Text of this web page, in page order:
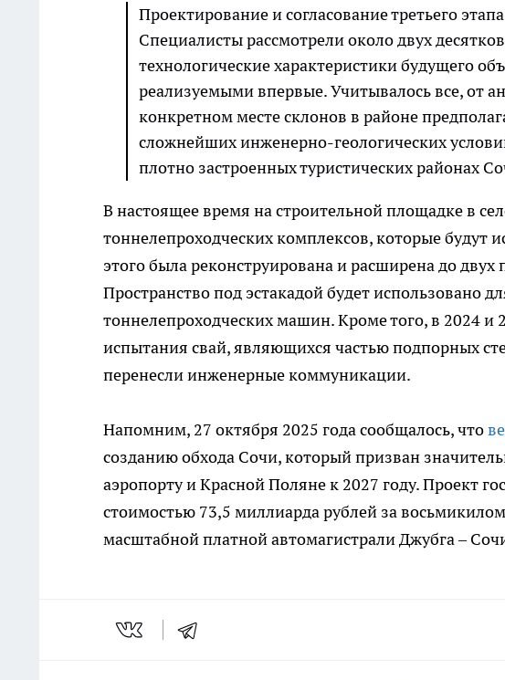
Проектирование и согласование третьего
Специалисты рассмотрели около двух
технологические характеристики будущего
реализуемыми впервые. Учитывалось все, от
конкретном месте склонов в районе
сложнейших инженерно-геологических
плотно застроенных туристических районах
В настоящее время на строительной площадке в
тоннелепроходческих комплексов, которые будут
этого была реконструирована и расширена до
Пространство под эстакадой будет использовано
тоннелепроходческих машин. Кроме того, в 2024 и
испытания свай, являющихся частью подпорных
перенесли инженерные коммуникации.
Напомним, 27 октября 2025 года сообщалось, что
созданию обхода Сочи, который призван
аэропорту и Красной Поляне к 2027 году. Проект
стоимостью 73,5 миллиарда рублей за
масштабной платной автомагистрали Джубга –